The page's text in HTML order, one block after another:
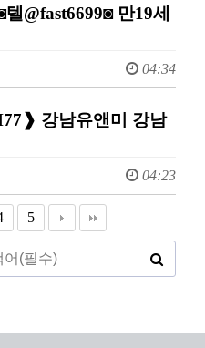
@fast6699◙ 만19세
04:34
강남유앤미 강남
04:23
5